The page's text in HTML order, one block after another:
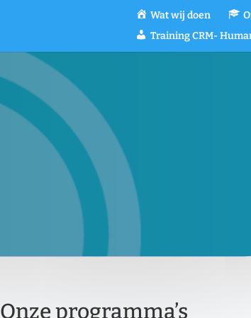
Wat wij doen
Training CRM-
Onze programma’s